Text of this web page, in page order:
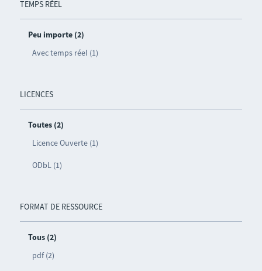
TEMPS RÉEL
Peu importe (2)
Avec temps réel (1)
LICENCES
Toutes (2)
Licence Ouverte (1)
ODbL (1)
FORMAT DE RESSOURCE
Tous (2)
pdf (2)